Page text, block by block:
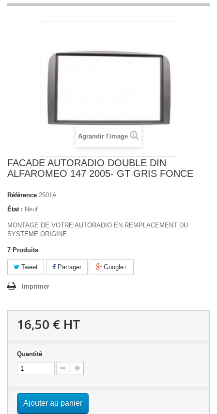
Agrandir l'image
FACADE AUTORADIO DOUBLE DIN
ALFAROMEO 147 2005- GT GRIS FONCE
Référence 2501A
État : Neuf
MONTAGE DE VOTRE AUTORADIO EN REMPLACEMENT DU
SYSTEME ORIGINE
7 Produits
Tweet Partager Google+
Imprimer
16,50 € HT
Quantité
Ajouter au panier